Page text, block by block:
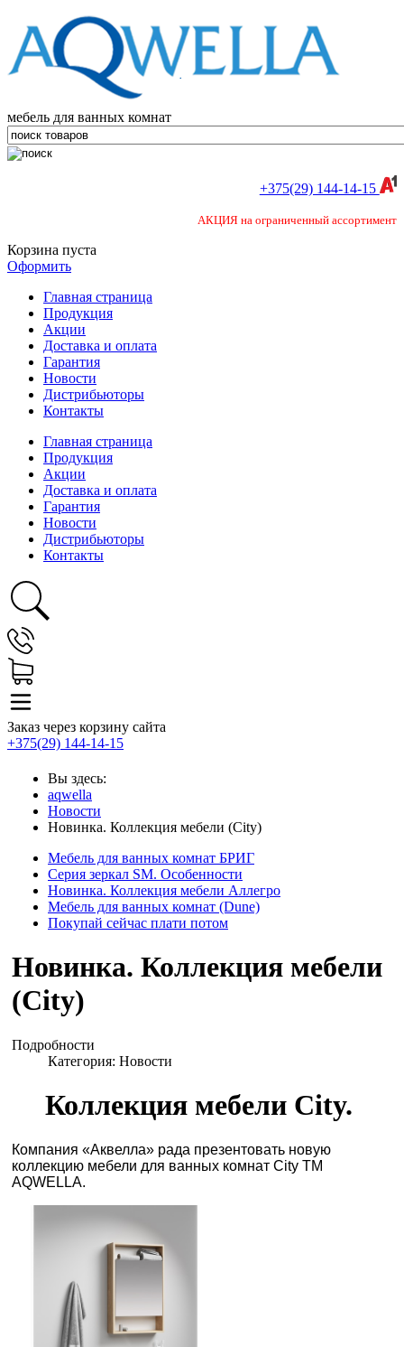
мебель для ванных комнат
+375(29) 144-14-15
АКЦИЯ на ограниченный ассортимент
Корзина пуста
Оформить
Главная страница
Продукция
Акции
Доставка и оплата
Гарантия
Новости
Дистрибьюторы
Контакты
Главная страница
Продукция
Акции
Доставка и оплата
Гарантия
Новости
Дистрибьюторы
Контакты
Заказ через корзину сайта
+375(29) 144-14-15
Вы здесь:
aqwella
Новости
Новинка. Коллекция мебели (City)
Мебель для ванных комнат БРИГ
Серия зеркал SM. Особенности
Новинка. Коллекция мебели Аллегро
Мебель для ванных комнат (Dune)
Покупай сейчас плати потом
Новинка. Коллекция мебели
(City)
Подробности
Категория: Новости
Коллекция мебели City.
Компания «Аквелла» рада презентовать новую
коллекцию мебели для ванных комнат City TM
AQWELLA.